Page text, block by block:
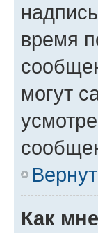
время
могут
Как